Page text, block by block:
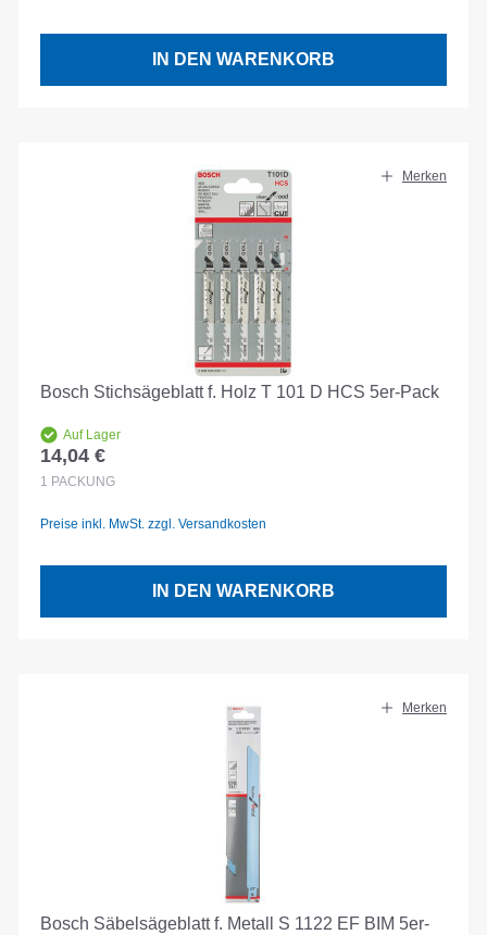
IN DEN WARENKORB
Merken
Bosch Stichsägeblatt f. Holz T 101 D HCS 5er-Pack
Auf Lager
Regulärer Preis:
14,04 €
1 PACKUNG
Preise inkl. MwSt. zzgl. Versandkosten
IN DEN WARENKORB
Merken
Bosch Säbelsägeblatt f. Metall S 1122 EF BIM 5er-